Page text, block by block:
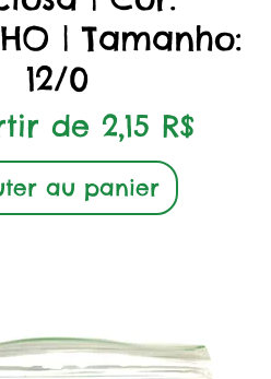
| Tamanho:
12/0
de 2,15 R$
au panier